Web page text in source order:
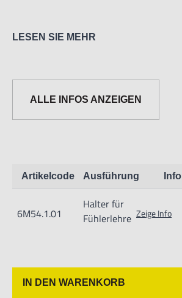
Verletzungen führen.
LESEN SIE MEHR
ALLE INFOS ANZEIGEN
Artikelcode Ausführung Info
6M54.1.01
Halter für
Fühlerlehre Zeige Info
IN DEN WARENKORB